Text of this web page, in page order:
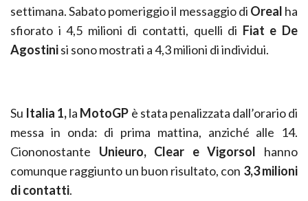
settimana. Sabato pomeriggio il messaggio di Oreal ha
sfiorato i 4,5 milioni di contatti, quelli di Fiat e De
Agostinisi sono mostrati a 4,3 milioni di individui.
Su Italia 1,la MotoGP è stata penalizzata dall’orario di
messa in onda: di prima mattina, anziché alle 14.
Ciononostante Unieuro, Clear e Vigorsol hanno
comunque raggiunto un buon risultato, con 3,3 milioni
di contatti.